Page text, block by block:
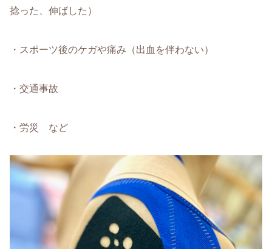
捻った、伸ばした）
・スポーツ後のケガや痛み（出血を伴わない）
・交通事故
・労災 など